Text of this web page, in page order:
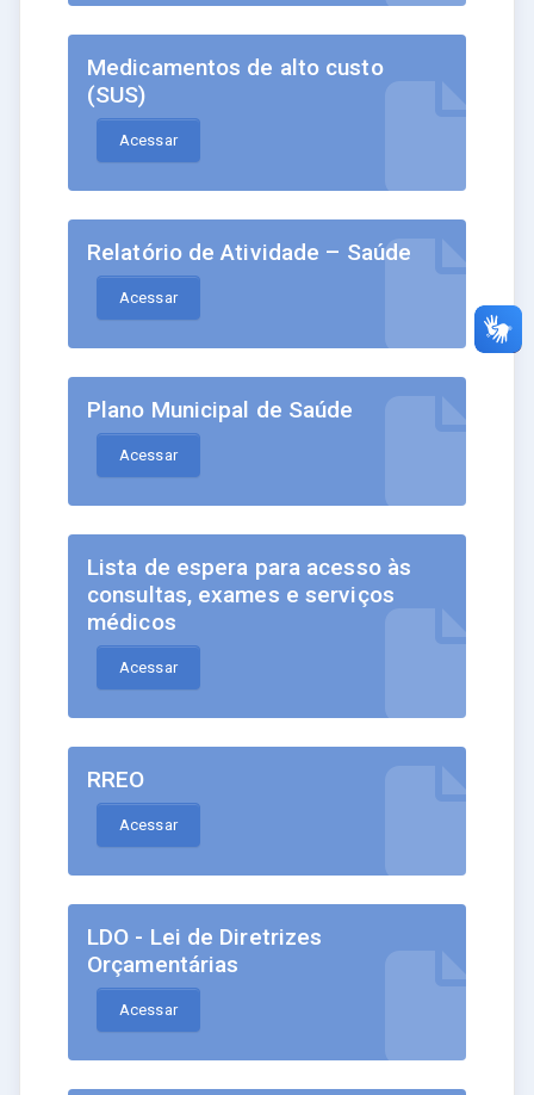
Medicamentos de alto custo
(SUS)
Acessar
Relatório de Atividade – Saúde
Acessar
Plano Municipal de Saúde
Acessar
Lista de espera para acesso às
consultas, exames e serviços
médicos
Acessar
RREO
Acessar
LDO - Lei de Diretrizes
Orçamentárias
Acessar